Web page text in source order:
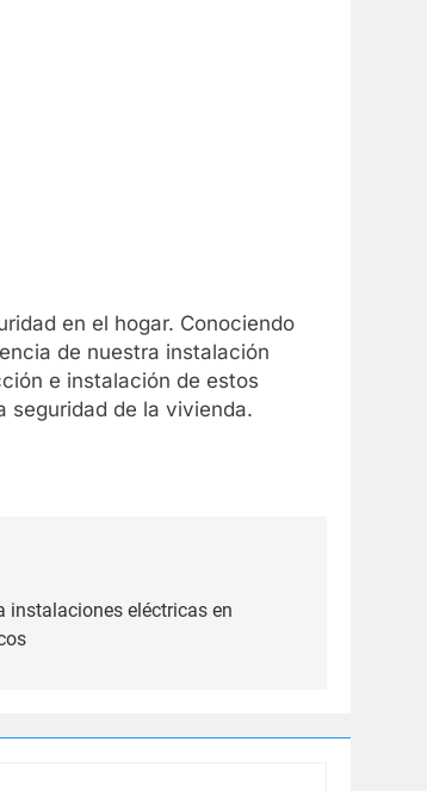
en el hogar. Conociendo
de nuestra instalación
e instalación de estos
seguridad de la vivienda.
instalaciones eléctricas en